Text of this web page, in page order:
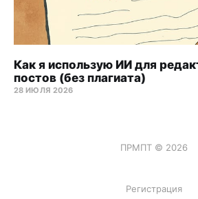
Алиса может
гипотетические сценарии,
показать стратегии,
преодолеть сложные
переживания. Например:
рассмотрим
чувствами в данный
Как я использую ИИ для
постов (без плагиата)
28 ИЮЛЯ 2026
ПРМПТ © 2026
Регистрация